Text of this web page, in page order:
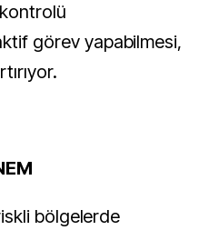
görev yapabilmesi,
bölgelerde